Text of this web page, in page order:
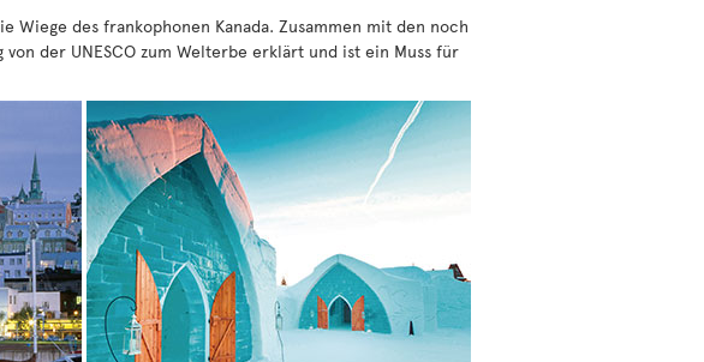
Wiege des frankophonen Kanada. Zusammen mit den noch
der UNESCO zum Welterbe erklärt und ist ein Muss für